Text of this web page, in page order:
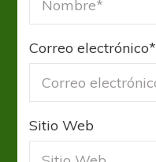
Correo electrónico*
Sitio Web